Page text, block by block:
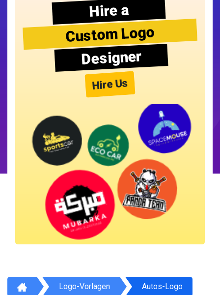
Hire a
Custom Logo
Designer
Hire Us
Logo-Vorlagen Autos-Logo